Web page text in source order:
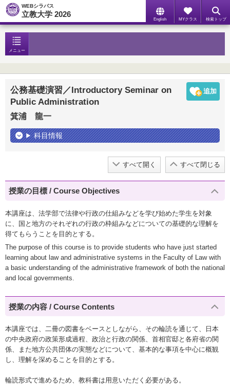
WEBシラバス
立教大学 2026
English MYクラス 検索トップ
メニュー
公務基礎演習／Introductory Seminar on
Public Administration
箕浦 龍一
科目情報
すべて開く すべて閉じる
授業の目標 / Course Objectives
本講座は、法学部で法律や行政の仕組みなどを学び始めた学生を対象
に、国と地方のそれぞれの行政の枠組みなどについての基礎的な理解を
得てもらうことを目的とする。
The purpose of this course is to provide students who have just started
learning about law and administrative systems in the Faculty of Law with
a basic understanding of the administrative framework of both the national
and local governments.
授業の内容 / Course Contents
本講座では、二冊の図書をベースとしながら、その輪読を通じて、日本
の中央政府の政策形成過程、政治と行政の関係、首相官邸と各府省の関
係、また地方公共団体の実態などについて、基本的な事項を中心に概観
し、理解を深めることを目的とする。
輪読形式で進めるため、教科書は用意いただく必要がある。